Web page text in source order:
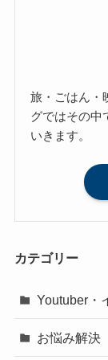
旅・ごはん・
グではその中
いきます。
カテゴリー
Youtuber・
お悩み解決